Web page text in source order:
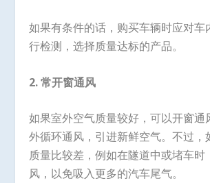
如果有条件的话，购买车辆时应对车
行检测，选择质量达标的产品。
2. 常开窗通风
如果室外空气质量较好，可以开窗通
外循环通风，引进新鲜空气。不过，
质量比较差，例如在隧道中或堵车时
风，以免吸入更多的汽车尾气。